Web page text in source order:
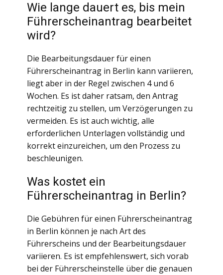
Wie lange dauert es, bis mein
Führerscheinantrag bearbeitet
wird?
Die Bearbeitungsdauer für einen
Führerscheinantrag in Berlin kann variieren,
liegt aber in der Regel zwischen 4 und 6
Wochen. Es ist daher ratsam, den Antrag
rechtzeitig zu stellen, um Verzögerungen zu
vermeiden. Es ist auch wichtig, alle
erforderlichen Unterlagen vollständig und
korrekt einzureichen, um den Prozess zu
beschleunigen.
Was kostet ein
Führerscheinantrag in Berlin?
Die Gebühren für einen Führerscheinantrag
in Berlin können je nach Art des
Führerscheins und der Bearbeitungsdauer
variieren. Es ist empfehlenswert, sich vorab
bei der Führerscheinstelle über die genauen